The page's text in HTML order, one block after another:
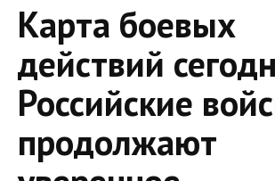
Карта боевых
действий
Российские
продолжают